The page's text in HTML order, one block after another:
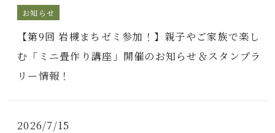
お知らせ
【第9回 岩槻まちゼミ参加！】親子やご家族で楽し
む「ミニ畳作り講座」開催のお知らせ＆スタンプラ
リー情報！
2026/7/15